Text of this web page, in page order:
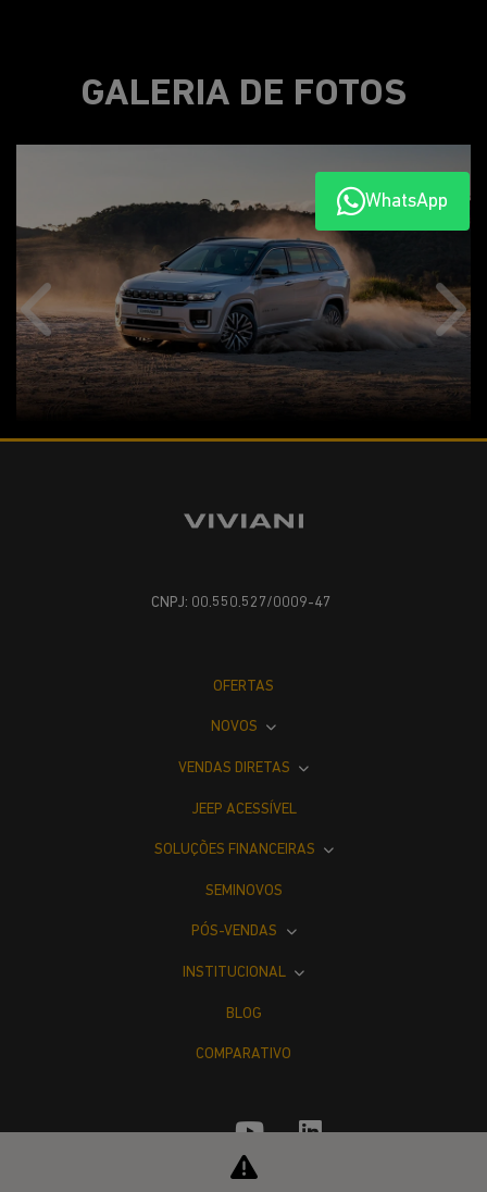
GALERIA DE FOTOS
Anterior
WhatsApp
CNPJ: 00.550.527/0009-47
OFERTAS
NOVOS
VENDAS DIRETAS
JEEP ACESSÍVEL
SOLUÇÕES FINANCEIRAS
SEMINOVOS
PÓS-VENDAS
INSTITUCIONAL
BLOG
COMPARATIVO